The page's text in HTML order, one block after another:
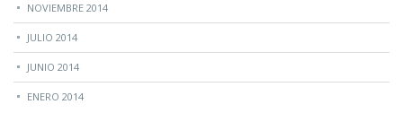
NOVIEMBRE 2014
JULIO 2014
JUNIO 2014
ENERO 2014